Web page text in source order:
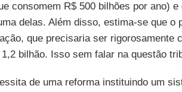
consomem R$ 500 bilhões por ano)
delas. Além disso, estima-se que o
que precisaria ser rigorosamente
bilhão. Isso sem falar na questão
de uma reforma instituindo um